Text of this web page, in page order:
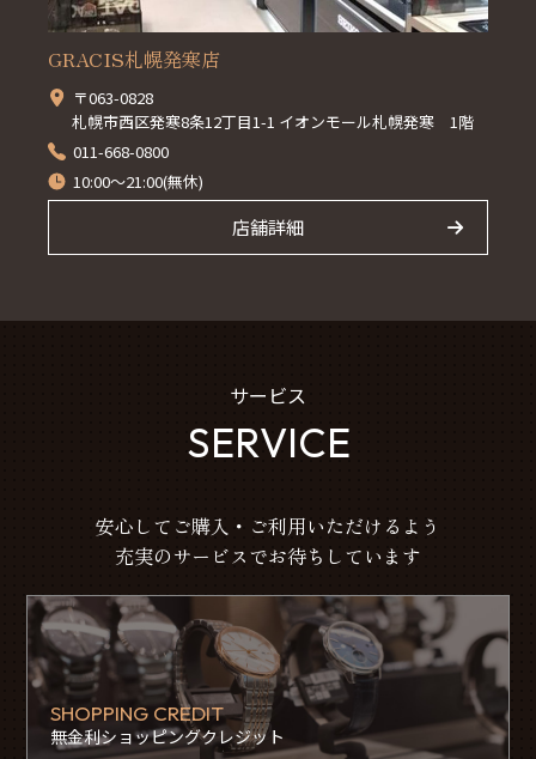
GRACIS札幌発寒店
〒063-0828
札幌市西区発寒8条12丁目1-1 イオンモール札幌発寒 1階
011-668-0800
10:00～21:00(無休)
店舗詳細
サービス
SERVICE
安心してご購入・ご利用いただけるよう
充実のサービスでお待ちしています
SHOPPING CREDIT
無金利ショッピングクレジット